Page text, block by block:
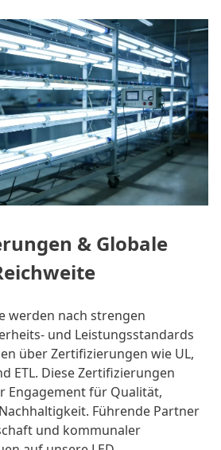
& Globale
werden nach strengen
und Leistungsstandards
über Zertifizierungen wie UL,
ETL. Diese Zertifizierungen
Engagement für Qualität,
Führende Partner
und kommunaler